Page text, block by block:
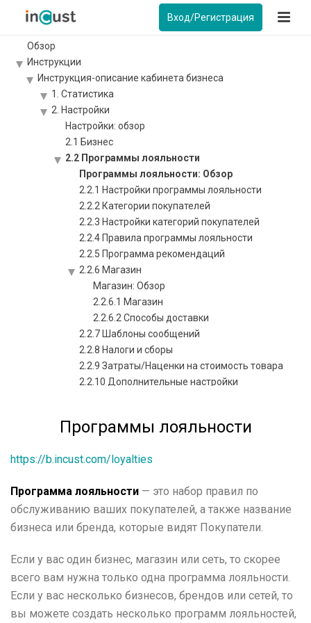
Вход/Регистрация
Обзор
Инструкции
Инструкция-описание кабинета бизнеса
1. Статистика
2. Настройки
Настройки: обзор
2.1 Бизнес
2.2 Программы лояльности
Программы лояльности: Обзор
2.2.1 Настройки программы лояльности
2.2.2 Категории покупателей
2.2.3 Настройки категорий покупателей
2.2.4 Правила программы лояльности
2.2.5 Программа рекомендаций
2.2.6 Магазин
Магазин: Обзор
2.2.6.1 Магазин
2.2.6.2 Способы доставки
2.2.7 Шаблоны сообщений
2.2.8 Налоги и сборы
2.2.9 Затраты/Наценки на стоимость товара
2.2.10 Дополнительные настройки
2.3.1 Ценовые группы товаров
2.4 Точки продаж
2.6 Счета покупателей
2.7 Товары и услуги
2.8 Контроллеры топливных колонок
4. Журнал заказов
5. Покупатели
6. Новости и информация
Программы лояльности
https://b.incust.com/loyalties
Программа лояльности — это набор правил по
обслуживанию ваших покупателей, а также название
бизнеса или бренда, которые видят Покупатели.
Если у вас один бизнес, магазин или сеть, то скорее
всего вам нужна только одна программа лояльности.
Если у вас несколько бизнесов, брендов или сетей, то
вы можете создать несколько программ лояльностей,